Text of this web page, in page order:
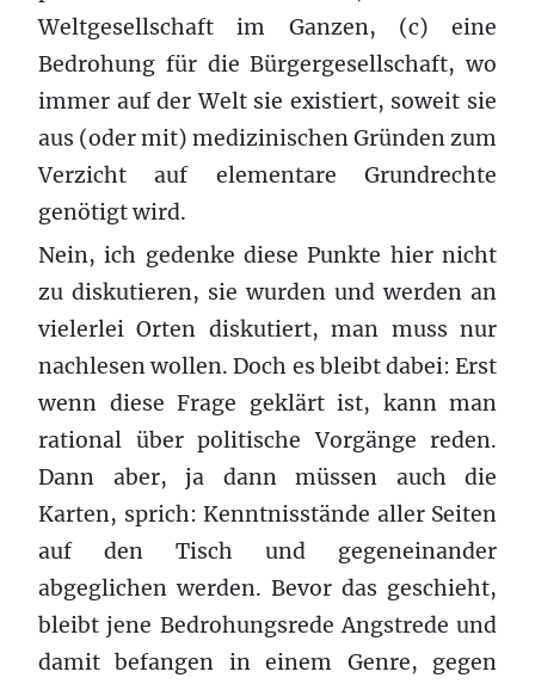
Weltgesellschaft im Ganzen, (c) eine
Bedrohung für die Bürgergesellschaft, wo
immer auf der Welt sie existiert, soweit sie
aus (oder mit) medizinischen Gründen zum
Verzicht auf elementare Grundrechte
genötigt wird.
Nein, ich gedenke diese Punkte hier nicht
zu diskutieren, sie wurden und werden an
vielerlei Orten diskutiert, man muss nur
nachlesen wollen. Doch es bleibt dabei: Erst
wenn diese Frage geklärt ist, kann man
rational über politische Vorgänge reden.
Dann aber, ja dann müssen auch die
Karten, sprich: Kenntnisstände aller Seiten
auf den Tisch und gegeneinander
abgeglichen werden. Bevor das geschieht,
bleibt jene Bedrohungsrede Angstrede und
damit befangen in einem Genre, gegen